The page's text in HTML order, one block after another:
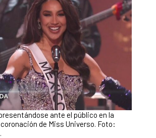
ante el público en la
de Miss Universo. Foto: